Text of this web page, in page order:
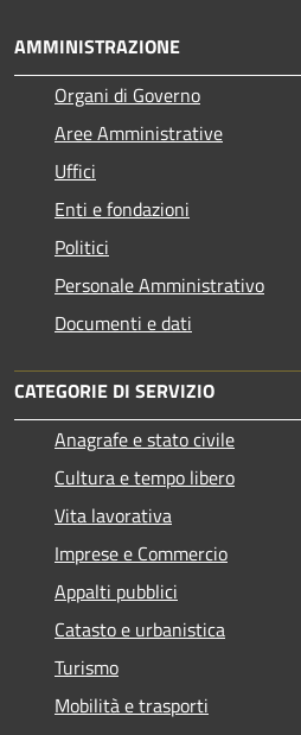
AMMINISTRAZIONE
Organi di Governo
Aree Amministrative
Uffici
Enti e fondazioni
Politici
Personale Amministrativo
Documenti e dati
CATEGORIE DI SERVIZIO
Anagrafe e stato civile
Cultura e tempo libero
Vita lavorativa
Imprese e Commercio
Appalti pubblici
Catasto e urbanistica
Turismo
Mobilità e trasporti